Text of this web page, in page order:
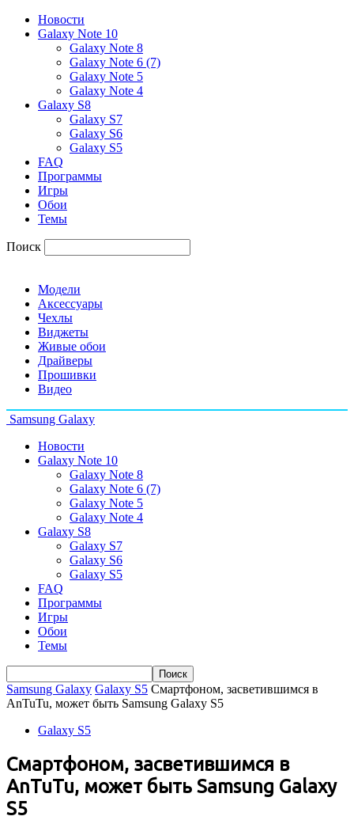
Новости
Galaxy Note 10
Galaxy Note 8
Galaxy Note 6 (7)
Galaxy Note 5
Galaxy Note 4
Galaxy S8
Galaxy S7
Galaxy S6
Galaxy S5
FAQ
Программы
Игры
Обои
Темы
Поиск
Модели
Аксессуары
Чехлы
Виджеты
Живые обои
Драйверы
Прошивки
Видео
Samsung Galaxy
Новости
Galaxy Note 10
Galaxy Note 8
Galaxy Note 6 (7)
Galaxy Note 5
Galaxy Note 4
Galaxy S8
Galaxy S7
Galaxy S6
Galaxy S5
FAQ
Программы
Игры
Обои
Темы
Samsung Galaxy Galaxy S5 Смартфоном, засветившимся в
AnTuTu, может быть Samsung Galaxy S5
Galaxy S5
Смартфоном, засветившимся в
AnTuTu, может быть Samsung Galaxy
S5